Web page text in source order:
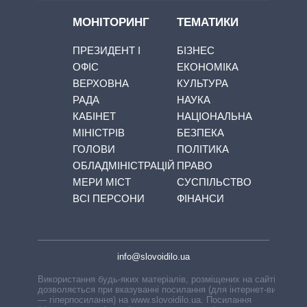
МОНІТОРИНГ
ПРЕЗИДЕНТ І
ОФІС
ВЕРХОВНА
РАДА
КАБІНЕТ
МІНІСТРІВ
ГОЛОВИ
ОБЛАДМІНІСТРАЦІЙ
МЕРИ МІСТ
ВСІ ПЕРСОНИ
ТЕМАТИКИ
БІЗНЕС
ЕКОНОМІКА
КУЛЬТУРА
НАУКА
НАЦІОНАЛЬНА
БЕЗПЕКА
ПОЛІТИКА
ПРАВО
СУСПІЛЬСТВО
ФІНАНСИ
info@slovoidilo.ua
Використання будь-яких матеріалів, розміщених на сайті,
дозволяється при вказуванні посилання (для інтернет-видань
— гіперпосилання) на www.slovoidilo.ua. Посилання